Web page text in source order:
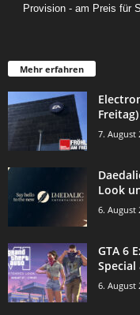
Provision - am Preis für
Mehr erfahren
Freitag)
7. August
Look
6. August
GTA 6
6. August